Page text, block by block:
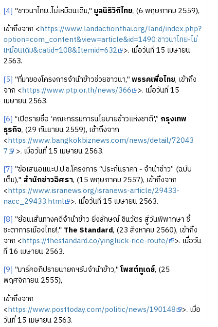
[4] "ชาวนาไทย..ไม่เหมือนเดิม," มูลนิธิวิถีไทย, (6 พฤษภาคม 2559),
เข้าถึงจาก <https://www.landactionthai.org/land/index.php?
option=com_content&view=article&id=1490:ชาวนาไทย-ไม่
เหมือนเดิม&catid=108&Itemid=632 >. เมื่อวันที่ 15 เมษายน
2563.
[5] "ที่มาของโครงการจำนำข้าวช่วยชาวนา," พรรคเพื่อไทย, เข้าถึง
จาก <https://www.ptp.or.th/news/366 >. เมื่อวันที่ 15
เมษายน 2563.
[6] “เปิดรายชื่อ 'คณะกรรมการนโยบายข้าวแห่งชาติ',” กรุงเทพ
ธุรกิจ, (29 กันยายน 2559), เข้าถึงจาก
<https://www.bangkokbiznews.com/news/detail/72043
7
>. เมื่อวันที่ 15 เมษายน 2563.
[7] "ข้อเสนอแนะป.ป.ช.โครงการ “ประกันราคา - จำนำข้าว” (ฉบับ
เต็ม)," สำนักข่าวอิศรา, (15 พฤษภาคม 2557), เข้าถึงจาก
<https://www.isranews.org/isranews-article/29433-
nacc_29433.html >. เมื่อวันที่ 15 เมษายน 2563.
[8] "ย้อนเส้นทางคดีจำนำข้าว ยิ่งลักษณ์ ชินวัตร สู่วันพิพากษา ชี้
ชะตาการเมืองไทย!," The Standard, (23 สิงหาคม 2560), เข้าถึง
จาก <https://thestandard.co/yingluck-rice-route/ >. เมื่อวัน
ที่ 16 เมษายน 2563.
[9] "มาร์คอภิปรายนายกฯรับจำนำข้าว,"โพสต์ทูเดย์, (25
พฤศจิกายน 2555),
เข้าถึงจาก
<https://www.posttoday.com/politic/news/190148 >. เมื่อ
วันที่ 15 เมษายน 2563.